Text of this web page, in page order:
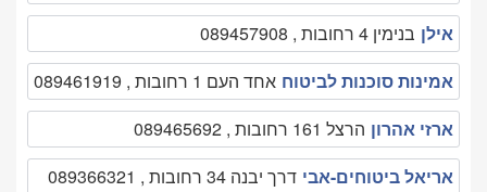
אילן בנימין 4 רחובות , 089457908
אמינות סוכנות לביטוח אחד העם 1 רחובות , 089461919
ארזי אהרון הרצל 161 רחובות , 089465692
אריאל ביטוחים-אבי דרך יבנה 34 רחובות , 089366321